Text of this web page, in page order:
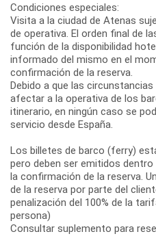
Condiciones especiales:
Visita a la ciudad de Atenas
de operativa. El orden final de
función de la disponibilidad
informado del mismo en el
confirmación de la reserva.
Debido a que las
afectar a la operativa de los
itinerario, en ningún caso se
servicio desde España.
Los billetes de barco (ferry)
pero deben ser emitidos
la confirmación de la reserva.
de la reserva por parte del
penalización del 100% de la
persona)
Consultar suplemento para